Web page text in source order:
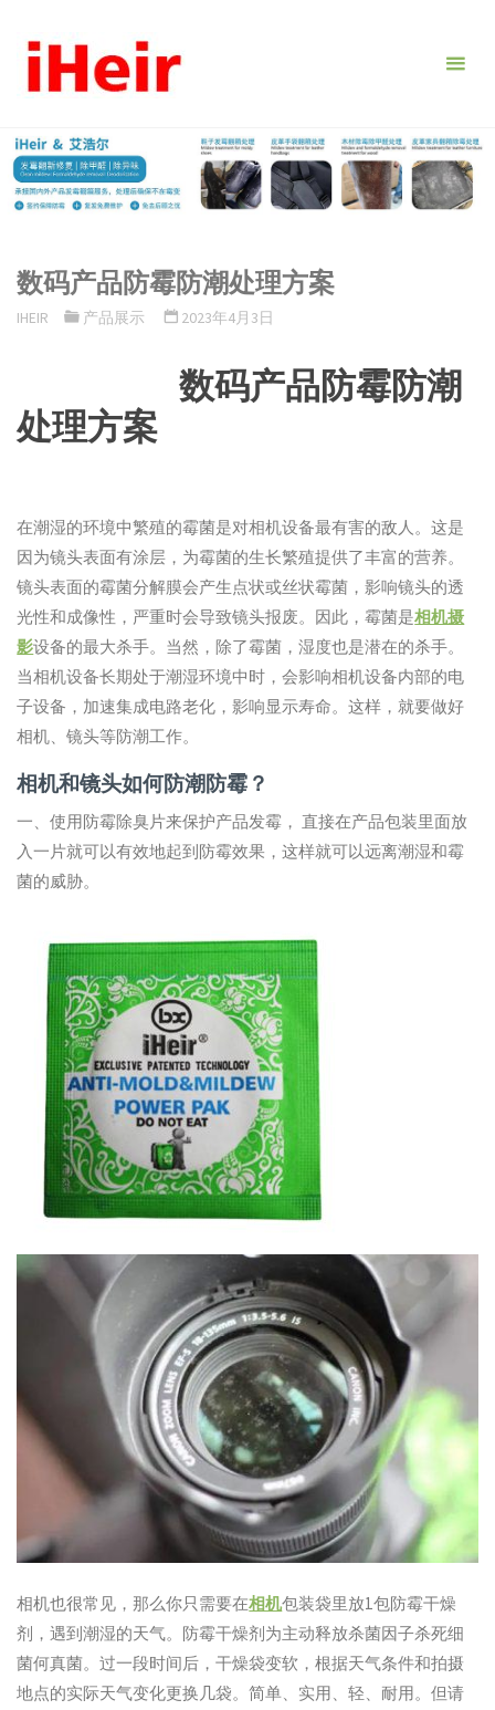
容。
数码产品防霉防潮处理方案
IHEIR 产品展示 2023年4月3日
数码产品防霉防潮
处理方案
在潮湿的环境中繁殖的霉菌是对相机设备最有害的敌人。这是
因为镜头表面有涂层，为霉菌的生长繁殖提供了丰富的营养。
镜头表面的霉菌分解膜会产生点状或丝状霉菌，影响镜头的透
光性和成像性，严重时会导致镜头报废。因此，霉菌是相机摄
影设备的最大杀手。当然，除了霉菌，湿度也是潜在的杀手。
当相机设备长期处于潮湿环境中时，会影响相机设备内部的电
子设备，加速集成电路老化，影响显示寿命。这样，就要做好
相机、镜头等防潮工作。
相机和镜头如何防潮防霉？
一、使用防霉除臭片来保护产品发霉， 直接在产品包装里面放
入一片就可以有效地起到防霉效果，这样就可以远离潮湿和霉
菌的威胁。
相机也很常见，那么你只需要在相机包装袋里放1包防霉干燥
剂，遇到潮湿的天气。防霉干燥剂为主动释放杀菌因子杀死细
菌何真菌。过一段时间后，干燥袋变软，根据天气条件和拍摄
地点的实际天气变化更换几袋。简单、实用、轻、耐用。但请